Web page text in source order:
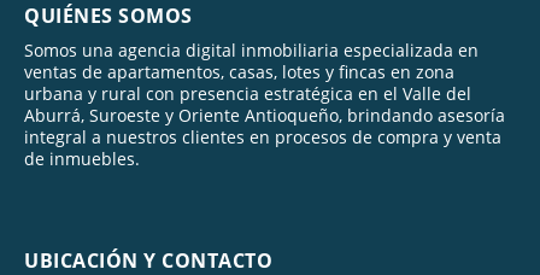
QUIÉNES SOMOS
Somos una agencia digital inmobiliaria especializada en
ventas de apartamentos, casas, lotes y fincas en zona
urbana y rural con presencia estratégica en el Valle del
Aburrá, Suroeste y Oriente Antioqueño, brindando asesoría
integral a nuestros clientes en procesos de compra y venta
de inmuebles.
UBICACIÓN Y CONTACTO